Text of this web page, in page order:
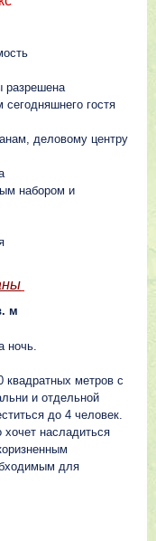
разрешена
гостя
деловому центру
набором и
м
ночь.
метров с
и отдельной
до 4 человек.
насладиться
для